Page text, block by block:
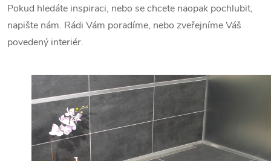
Pokud hledáte inspiraci, nebo se chcete naopak pochlubit,
napište nám. Rádi Vám poradíme, nebo zveřejníme Váš
povedený interiér.